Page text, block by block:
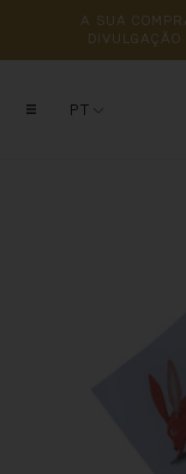
A SUA
DIVULGAÇÃO
PT